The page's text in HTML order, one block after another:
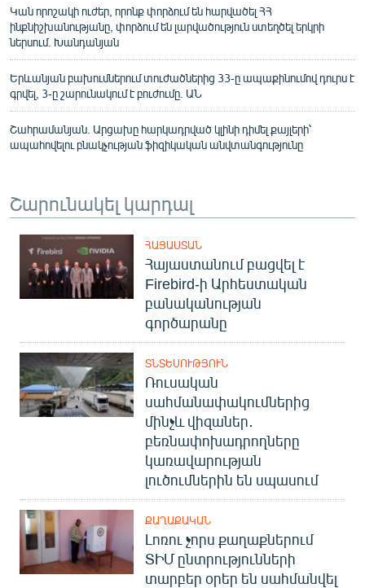
Կան որոշակի ուժեր, որոնք փորձում են հարվածել ՀՀ
ինքնիշխանությանը, փորձում են լարվածություն ստեղծել երկրի
ներսում. Խանդանյան
Երևանյան բախումներում տուժածներից 33-ը ապաքինումով դուրս է
գրվել, 3-ը շարունակում է բուժումը. ԱՆ
Շահրամանյան. Արցախը հարկադրված կլինի դիմել քայլերի՝
ապահովելու բնակչության ֆիզիկական անվտանգությունը
Շարունակել կարդալ
ՀԱՅԱՍՏԱՆ
Հայաստանում բացվել է
Firebird-ի Արհեստական
բանականության
գործարանը
ՏՆՏԵՍՈՒԹՅՈՒՆ
Ռուսական
սահմանափակումներից
մինչև վիզաներ․
բեռնափոխադրողները
կառավարության
լուծումներին են սպասում
ՔԱՂԱՔԱԿԱՆ
Լոռու չորս քաղաքներում
ՏԻՄ ընտրությունների
տարբեր օրեր են սահմանվել